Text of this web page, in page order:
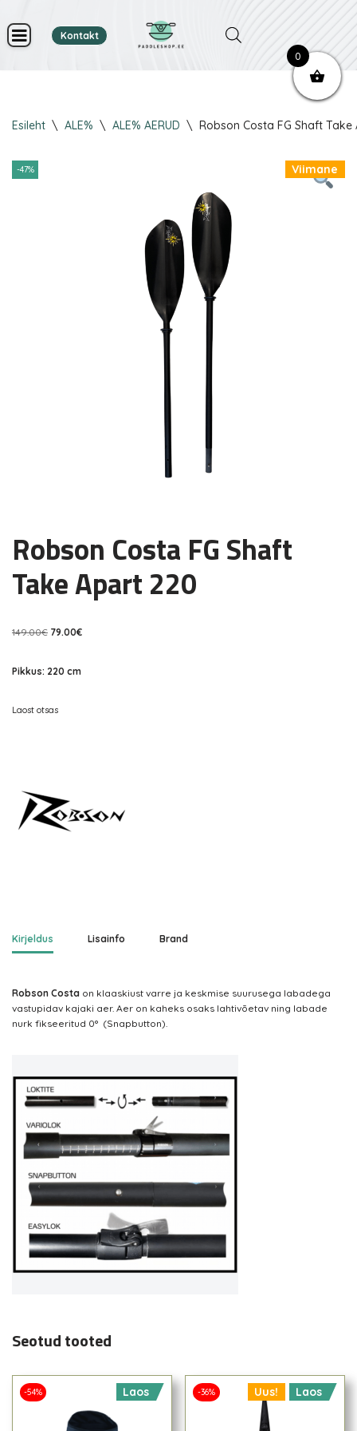
Skip
content
Kontakt
Esileht \ ALE% \ ALE% AERUD \ Robson Costa FG Shaft
-47% Viimane
Robson Costa FG Shaft
Take Apart 220
149.00€ 79.00€
Pikkus: 220 cm
Laost otsas
Kirjeldus Lisainfo Brand
Robson Costa on klaaskiust varre ja keskmise suurusega labadega
vastupidav kajaki aer. Aer on kaheks osaks lahtivõetav ning labade
nurk fikseeritud 0° (Snapbutton).
Seotud tooted
-54% Laos -36% Uus! Laos
0